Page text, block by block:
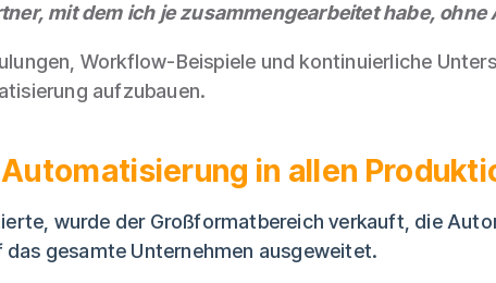
mit dem ich je zusammengearbeitet habe, ohne
Workflow-Beispiele und kontinuierliche
aufzubauen.
in allen
wurde der Großformatbereich verkauft, die
gesamte Unternehmen ausgeweitet.